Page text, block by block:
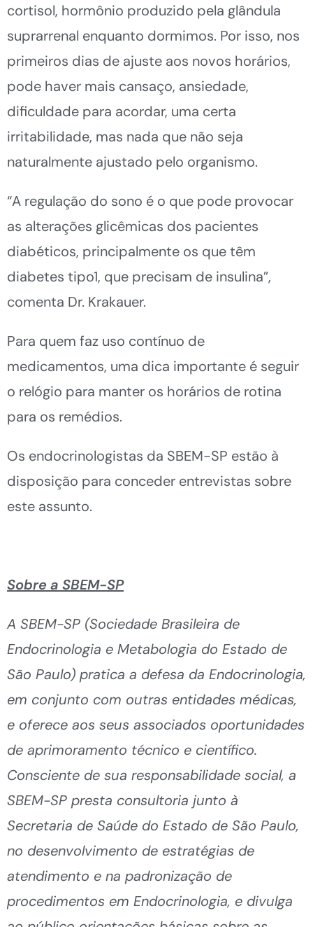
cortisol, hormônio produzido pela glândula
suprarrenal enquanto dormimos. Por isso, nos
primeiros dias de ajuste aos novos horários,
pode haver mais cansaço, ansiedade,
dificuldade para acordar, uma certa
irritabilidade, mas nada que não seja
naturalmente ajustado pelo organismo.
“A regulação do sono é o que pode provocar
as alterações glicêmicas dos pacientes
diabéticos, principalmente os que têm
diabetes tipo1, que precisam de insulina”,
comenta Dr. Krakauer.
Para quem faz uso contínuo de
medicamentos, uma dica importante é seguir
o relógio para manter os horários de rotina
para os remédios.
Os endocrinologistas da SBEM-SP estão à
disposição para conceder entrevistas sobre
este assunto.
Sobre a SBEM-SP
A SBEM-SP (Sociedade Brasileira de
Endocrinologia e Metabologia do Estado de
São Paulo) pratica a defesa da Endocrinologia,
em conjunto com outras entidades médicas,
e oferece aos seus associados oportunidades
de aprimoramento técnico e científico.
Consciente de sua responsabilidade social, a
SBEM-SP presta consultoria junto à
Secretaria de Saúde do Estado de São Paulo,
no desenvolvimento de estratégias de
atendimento e na padronização de
procedimentos em Endocrinologia, e divulga